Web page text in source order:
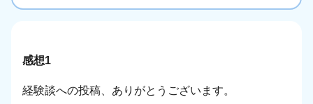
感想1
経験談への投稿、ありがとうございます。